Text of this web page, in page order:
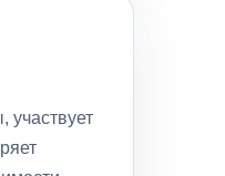
участвует